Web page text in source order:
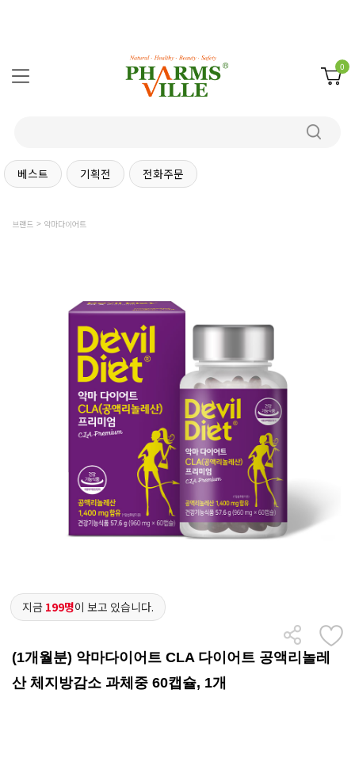
0
베스트 기획전 전화주문
브랜드 악마다이어트
지금 199명이 보고 있습니다.
(1개월분) 악마다이어트 CLA 다이어트 공액리놀레
산 체지방감소 과체중 60캡슐, 1개